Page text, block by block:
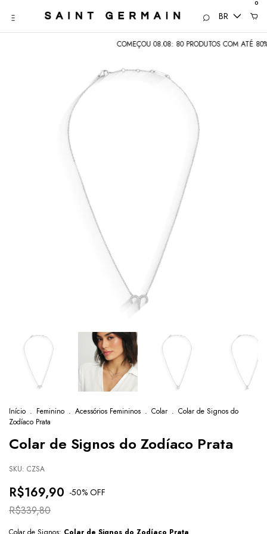
BR
0
COMEÇOU 08.08: 80 PRODUTOS COM ATÉ
Início . Feminino . Acessórios Femininos . Colar . Colar de Signos do
Zodíaco Prata
Colar de Signos do Zodíaco Prata
SKU: CZSA
R$169,90 -50% OFF
R$339,80